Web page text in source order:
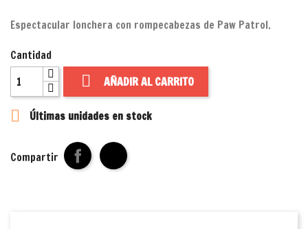
Espectacular lonchera con rompecabezas de Paw Patrol.
Cantidad
 AÑADIR AL CARRITO
 Últimas unidades en stock
Compartir